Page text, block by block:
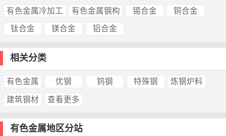
有色金属冷加工 有色金属钢构 锡合金 铜合金
钛合金 镁合金 铝合金
相关分类
有色金属 优钢 钨钢 特殊钢 炼钢炉料
建筑钢材 查看更多
有色金属地区分站